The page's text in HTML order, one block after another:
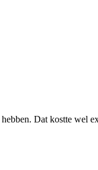
Dat kostte wel